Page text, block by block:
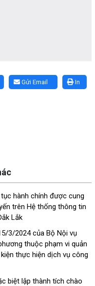
In
Gửi Email
hành chính được cung
trên Hệ thống thông tin
Lắk
3/2024 của Bộ Nội vụ
thuộc phạm vi quản
thực hiện dịch vụ công
biệt lập thành tích chào